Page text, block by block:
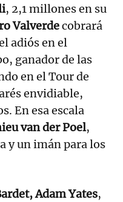
, 2,1 millones en su
Valverdecobrará
adiós en el
ganador de las
en el Tour de
envidiable,
En esa escala
van der Poel,
y un imán para los
Adam Yates,